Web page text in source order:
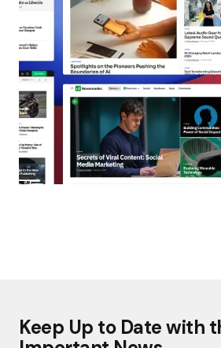
Keep Up to Date with